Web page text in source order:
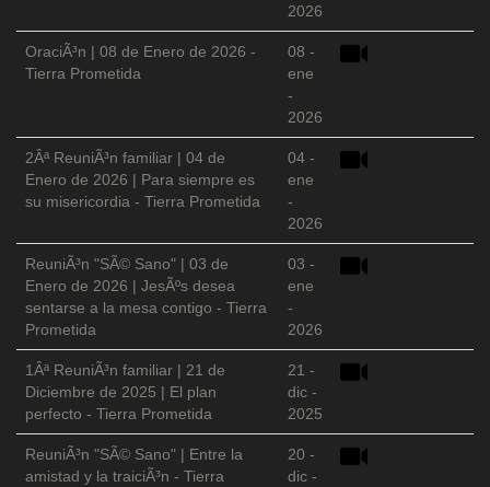
2026
OraciÃ³n | 08 de Enero de 2026 -
Tierra Prometida
08 -
ene
-
2026
2Âª ReuniÃ³n familiar | 04 de
Enero de 2026 | Para siempre es
su misericordia - Tierra Prometida
04 -
ene
-
2026
ReuniÃ³n "SÃ© Sano" | 03 de
Enero de 2026 | JesÃºs desea
sentarse a la mesa contigo - Tierra
Prometida
03 -
ene
-
2026
1Âª ReuniÃ³n familiar | 21 de
Diciembre de 2025 | El plan
perfecto - Tierra Prometida
21 -
dic -
2025
ReuniÃ³n "SÃ© Sano" | Entre la
amistad y la traiciÃ³n - Tierra
20 -
dic -